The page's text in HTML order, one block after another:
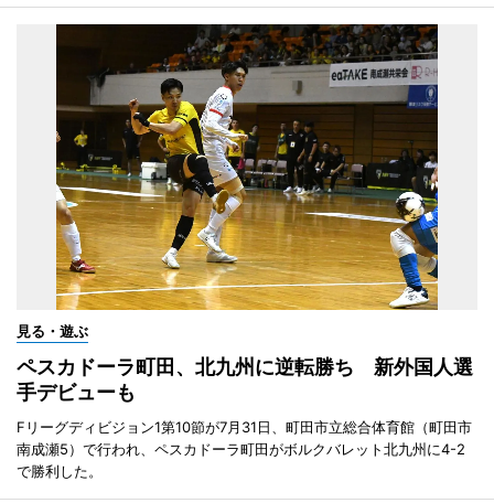
見る・遊ぶ
ペスカドーラ町田、北九州に逆転勝ち 新外国人選
手デビューも
Fリーグディビジョン1第10節が7月31日、町田市立総合体育館（町田市
南成瀬5）で行われ、ペスカドーラ町田がボルクバレット北九州に4-2
で勝利した。